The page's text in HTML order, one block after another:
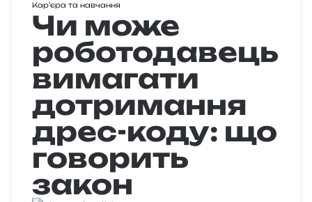
Кар’єра та навчання
Чи може
роботодавець
вимагати
дотримання
дрес-коду: що
говорить
закон